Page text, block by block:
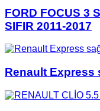
FORD FOCUS 3
SIFIR 2011-2017
Renault Express